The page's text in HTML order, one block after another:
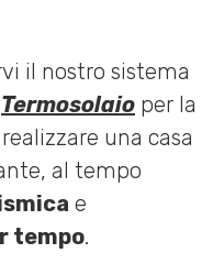
il nostro sistema
Termosolaio per la
una casa
al tempo
e
tempo.